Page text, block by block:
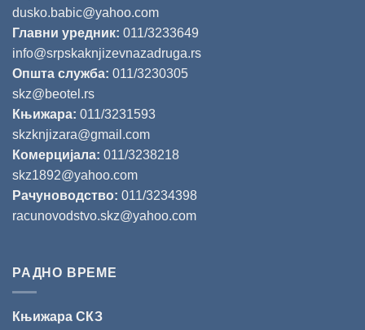
dusko.babic@yahoo.com
Главни уредник: 011/3233649
info@srpskaknjizevnazadruga.rs
Општа служба: 011/3230305
skz@beotel.rs
Књижара: 011/3231593
skzknjizara@gmail.com
Комерцијала: 011/3238218
skz1892@yahoo.com
Рачуноводство: 011/3234398
racunovodstvo.skz@yahoo.com
РАДНО ВРЕМЕ
Књижара СКЗ